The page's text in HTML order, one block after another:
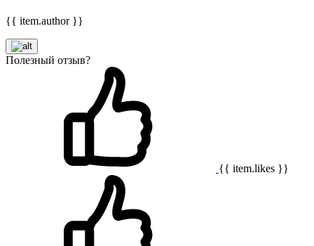
{{ item.author }}
Полезный отзыв?
{{ item.likes }}